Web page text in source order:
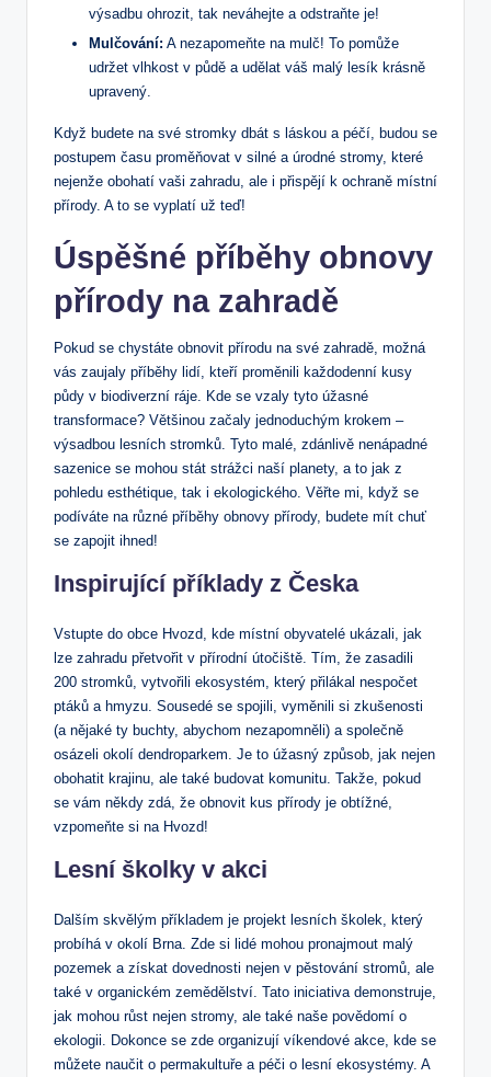
výsadbu ohrozit, tak neváhejte a odstraňte je!
Mulčování: A nezapomeňte na mulč! To pomůže
udržet vlhkost v půdě a udělat váš malý lesík krásně
upravený.
Když budete na své stromky dbát s láskou a péčí, budou se
postupem času proměňovat v silné a úrodné stromy, které
nejenže obohatí vaši zahradu, ale i přispějí k ochraně místní
přírody. A to se vyplatí už teď!
Úspěšné příběhy obnovy
přírody na zahradě
Pokud se chystáte obnovit přírodu na své zahradě, možná
vás zaujaly příběhy lidí, kteří proměnili každodenní kusy
půdy v biodiverzní ráje. Kde se vzaly tyto úžasné
transformace? Většinou začaly jednoduchým krokem –
výsadbou lesních stromků. Tyto malé, zdánlivě nenápadné
sazenice se mohou stát strážci naší planety, a to jak z
pohledu esthétique, tak i ekologického. Věřte mi, když se
podíváte na různé příběhy obnovy přírody, budete mít chuť
se zapojit ihned!
Inspirující příklady z Česka
Vstupte do obce Hvozd, kde místní obyvatelé ukázali, jak
lze zahradu přetvořit v přírodní útočiště. Tím, že zasadili
200 stromků, vytvořili ekosystém, který přilákal nespočet
ptáků a hmyzu. Sousedé se spojili, vyměnili si zkušenosti
(a nějaké ty buchty, abychom nezapomněli) a společně
osázeli okolí dendroparkem. Je to úžasný způsob, jak nejen
obohatit krajinu, ale také budovat komunitu. Takže, pokud
se vám někdy zdá, že obnovit kus přírody je obtížné,
vzpomeňte si na Hvozd!
Lesní školky v akci
Dalším skvělým příkladem je projekt lesních školek, který
probíhá v okolí Brna. Zde si lidé mohou pronajmout malý
pozemek a získat dovednosti nejen v pěstování stromů, ale
také v organickém zemědělství. Tato iniciativa demonstruje,
jak mohou růst nejen stromy, ale také naše povědomí o
ekologii. Dokonce se zde organizují víkendové akce, kde se
můžete naučit o permakultuře a péči o lesní ekosystémy. A